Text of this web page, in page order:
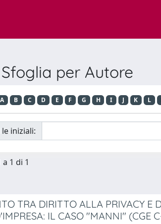
Sfoglia per Autore
A B C D E F G H I J K L
iniziali:
1 di 1
TRA DIRITTO ALLA PRIVACY E
IL CASO "MANNI" (CGE